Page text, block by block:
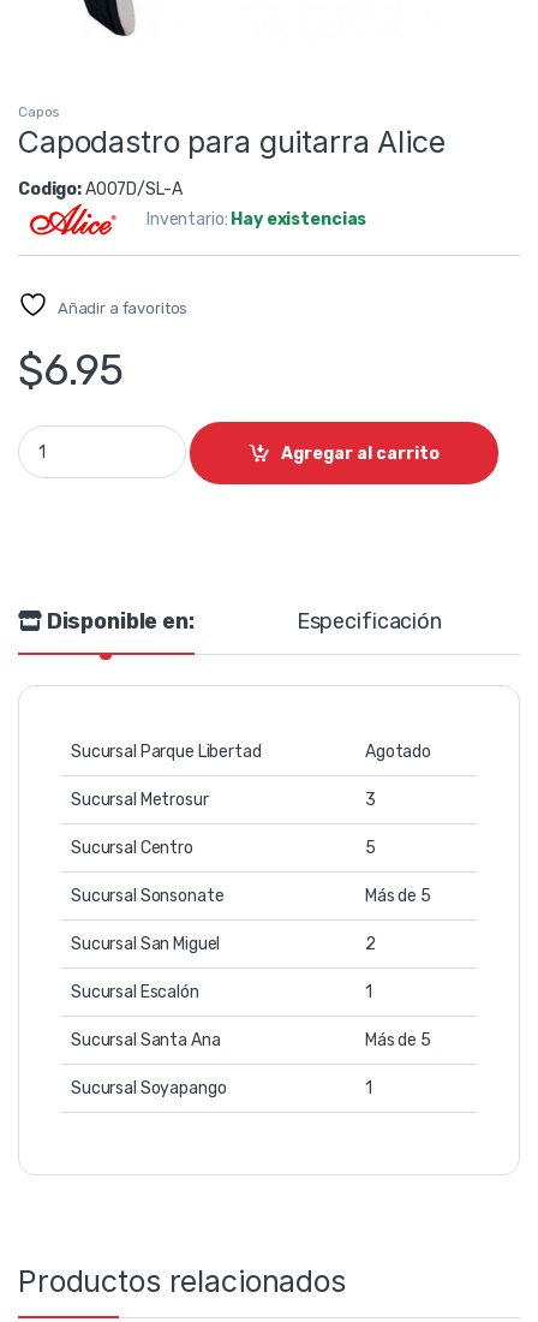
Capos
Capodastro para guitarra Alice
Codigo:A007D/SL-A
Inventario: Hay existencias
Añadir a favoritos
$6.95
Capodastro para guitarra Alice quantity
Agregar al carrito
Disponible en: Especificación
Sucursal Parque Libertad Agotado
Sucursal Metrosur 3
Sucursal Centro 5
Sucursal Sonsonate Más de 5
Sucursal San Miguel 2
Sucursal Escalón 1
Sucursal Santa Ana Más de 5
Sucursal Soyapango 1
Productos relacionados